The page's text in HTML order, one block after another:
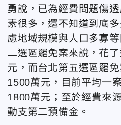
勇說，已為經費問題傷
素很多，還不知道到底
慮地域規模與人口多寡
二選區罷免案來說，花
元，而台北第五選區罷
1500萬元，目前平均一
1800萬元；至於經費來
動支第二預備金。